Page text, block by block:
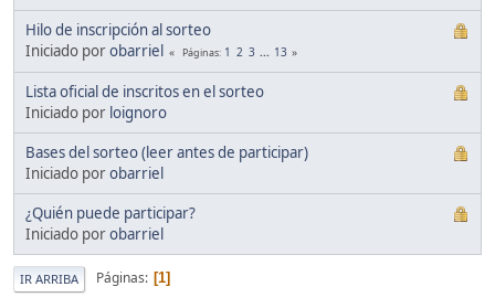
Hilo de inscripción al sorteo
Iniciado porobarriel Páginas 1 2 3 ... 13
Lista oficial de inscritos en el sorteo
Iniciado por loignoro
Bases del sorteo (leer antes de participar)
Iniciado porobarriel
¿Quién puede participar?
Iniciado porobarriel
IR ARRIBA Páginas 1